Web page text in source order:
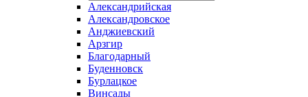
Александрийская
Александровское
Анджиевский
Арзгир
Благодарный
Буденновск
Бурлацкое
Винсады